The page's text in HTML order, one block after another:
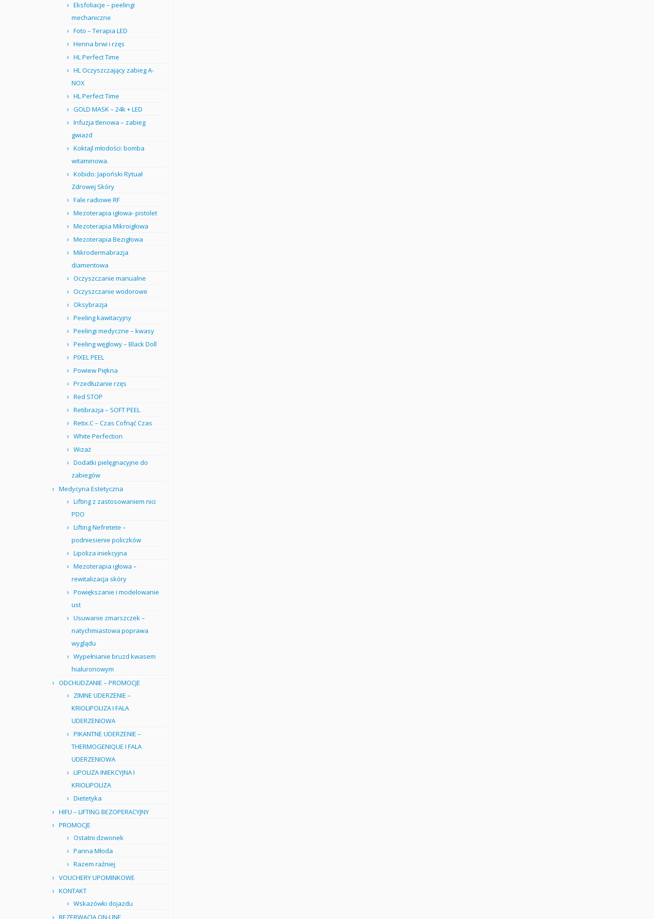
Eksfoliacje – peelingi
mechaniczne
Foto – Terapia LED
Henna brwi i rzęs
HL Perfect Time
HL Oczyszczający zabieg A-
NOX
HL Perfect Time
GOLD MASK – 24k + LED
Infuzja tlenowa – zabieg
gwiazd
Koktajl młodości: bomba
witaminowa.
Kobido: Japoński Rytuał
Zdrowej Skóry
Fale radiowe RF
Mezoterapia igłowa- pistolet
Mezoterapia Mikroigłowa
Mezoterapia Bezigłowa
Mikrodermabrazja
diamentowa
Oczyszczanie manualne
Oczyszczanie wodorowe
Oksybrazja
Peeling kawitacyjny
Peelingi medyczne – kwasy
Peeling węglowy – Black Doll
PIXEL PEEL
Powiew Piękna
Przedłużanie rzęs
Red STOP
Retibrazja – SOFT PEEL
Retix.C – Czas Cofnąć Czas
White Perfection
Wizaż
Dodatki pielęgnacyjne do
zabiegów
Medycyna Estetyczna
Lifting z zastosowaniem nici
PDO
Lifting Nefretete –
podniesienie policzków
Lipoliza iniekcyjna
Mezoterapia igłowa –
rewitalizacja skóry
Powiększanie i modelowanie
ust
Usuwanie zmarszczek –
natychmiastowa poprawa
wyglądu
Wypełnianie bruzd kwasem
hialuronowym
ODCHUDZANIE – PROMOCJE
ZIMNE UDERZENIE –
KRIOLIPOLIZA I FALA
UDERZENIOWA
PIKANTNE UDERZENIE –
THERMOGENIQUE I FALA
UDERZENIOWA
LIPOLIZA INIEKCYJNA I
KRIOLIPOLIZA
Dietetyka
HIFU – LIFTING BEZOPERACYJNY
PROMOCJE
Ostatni dzwonek
Panna Młoda
Razem raźniej
VOUCHERY UPOMINKOWE
KONTAKT
Wskazówki dojazdu
REZERWACJA ON-LINE